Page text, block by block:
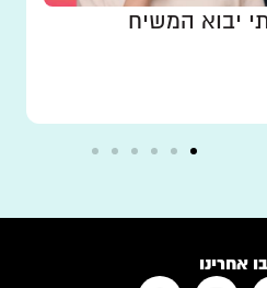
יבוא המשיח
אחרינו